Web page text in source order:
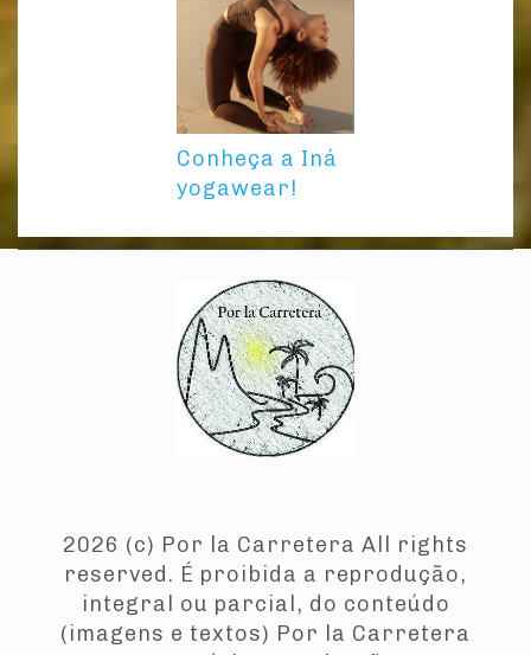
Conheça a Iná
yogawear!
2026 (c) Por la Carretera All rights
reserved. É proibida a reprodução,
integral ou parcial, do conteúdo
(imagens e textos) Por la Carretera